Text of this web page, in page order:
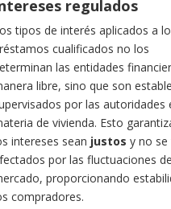
regulados
tipos de interés aplicados a
cualificados no los
las entidades
libre, sino que son
por las autoridades
de vivienda. Esto
intereses sean justos y no se
por las fluctuaciones
proporcionando
compradores.